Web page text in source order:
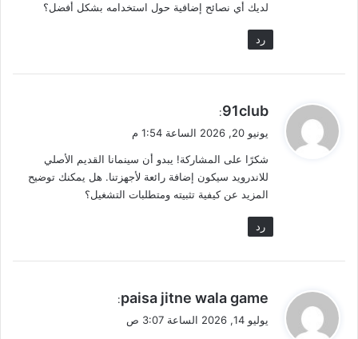
لديك أي نصائح إضافية حول استخدامه بشكل أفضل؟
رد
ي
ل
91club
:
يونيو 20, 2026 الساعة 1:54 م
شكرًا على المشاركة! يبدو أن سينمانا القديم الأصلي
للاندرويد سيكون إضافة رائعة لأجهزتنا. هل يمكنك توضيح
المزيد عن كيفية تثبيته ومتطلبات التشغيل؟
رد
يpaisa jitne wala game
:
يوليو 14, 2026 الساعة 3:07 ص